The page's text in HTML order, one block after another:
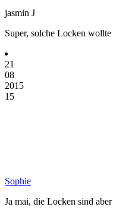
jasmin J
Super, solche Locken
21
08
2015
15
Sophie
Ja mai, die Locken sind